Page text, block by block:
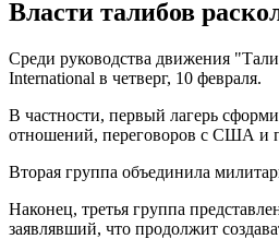
Власти талибов
Среди руководства движения
International в четверг, 10 февраля.
В частности, первый лагерь
отношений, переговоров с США и
Вторая группа объединила
Наконец, третья группа
заявлявший, что продолжит